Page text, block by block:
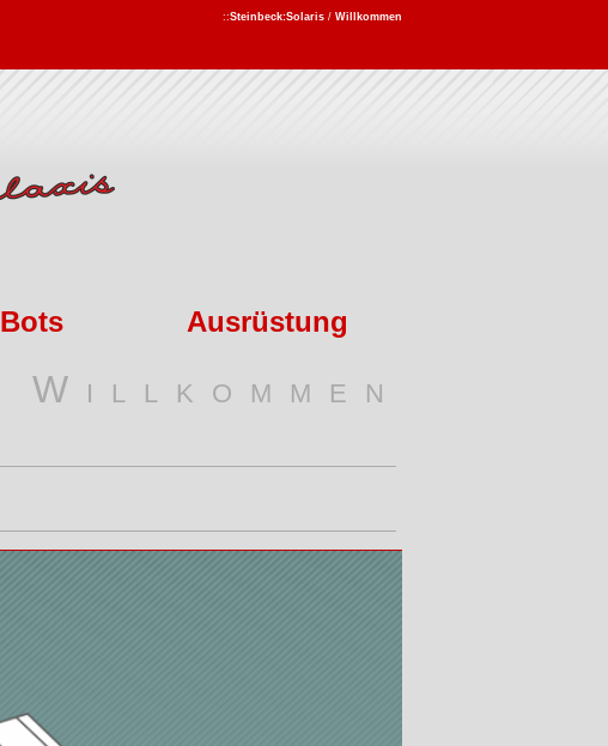
::Steinbeck:Solaris / Willkommen
Bots Ausrüstung
Willkommen